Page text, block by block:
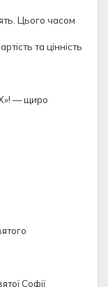
Цього часом
та цінність
— щиро
Софії